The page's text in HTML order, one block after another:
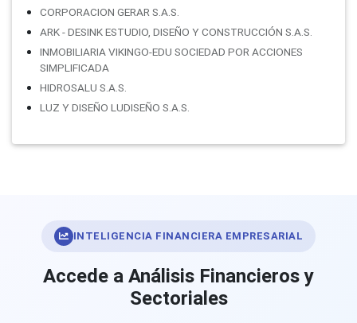
CORPORACION GERAR S.A.S.
ARK - DESINK ESTUDIO, DISEÑO Y CONSTRUCCIÓN S.A.S.
INMOBILIARIA VIKINGO-EDU SOCIEDAD POR ACCIONES
SIMPLIFICADA
HIDROSALU S.A.S.
LUZ Y DISEÑO LUDISEÑO S.A.S.
INTELIGENCIA FINANCIERA EMPRESARIAL
Accede a Análisis Financieros y
Sectoriales